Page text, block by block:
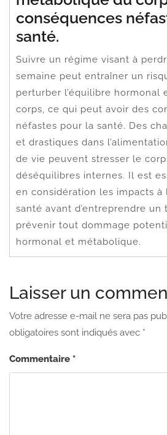
conséquences
santé.
Suivre un régime visant à
semaine peut entraîner un
perturber l’équilibre hormonal
corps, ce qui peut avoir des
néfastes pour la santé. Des
et drastiques dans
de vie peuvent stresser le
déséquilibres internes. Il est
en considération les impacts
santé avant d’entreprendre
prévenir tout dommage
hormonal et métabolique.
Laisser un
Votre adresse e-mail ne sera pas
obligatoires sont indiqués avec *
Commentaire *